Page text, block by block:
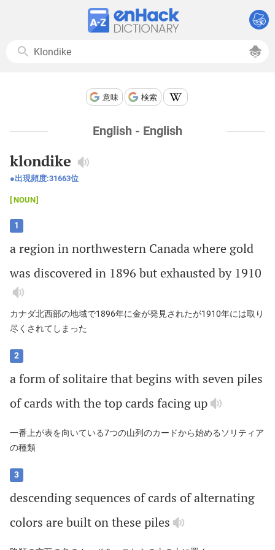
意味 検索
English - English
klondike
出現頻度:31663位
NOUN
1
aregion innorthwestern Canadawhere gold
was discovered in 1896 butexhaustedby1910
カナダ北西部の地域で1896年に金が発見されたが1910年には取り
尽くされてしまった
2
aformof solitaire thatbegins with sevenpiles
ofcards withthe topcards facingup
一番上が表を向いている7つの山列のカードから始めるソリティア
の種類
3
descending sequences ofcards ofalternating
colors are builtonthese piles